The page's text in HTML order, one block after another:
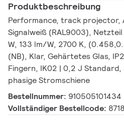
Produktbeschreibung
Performance, track projector,
Signalweiß (RAL9003),
W, 133 lm/W, 2700 K,
(NB), Klar, Gehärtetes Glas,
Fingern, IK02 | 0,2 J
phasige Stromschiene
Bestellnummer: 910505101434
Vollständiger Bestellcode: